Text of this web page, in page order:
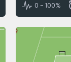
0 - 100%